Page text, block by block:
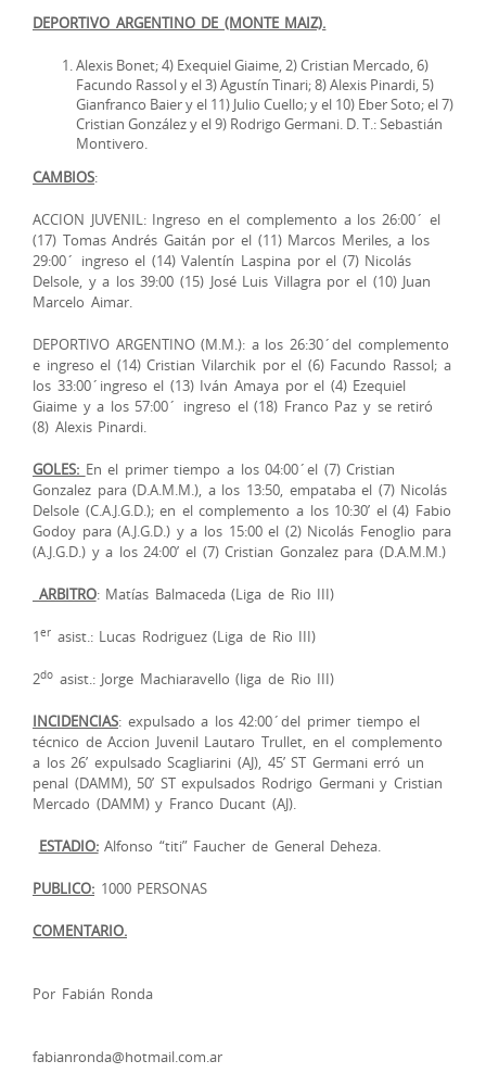
DEPORTIVO ARGENTINO DE (MONTE MAIZ).
Alexis Bonet; 4) Exequiel Giaime, 2) Cristian Mercado, 6)
Facundo Rassol y el 3) Agustín Tinari; 8) Alexis Pinardi, 5)
Gianfranco Baier y el 11) Julio Cuello; y el 10) Eber Soto; el 7)
Cristian González y el 9) Rodrigo Germani. D. T.: Sebastián
Montivero.
CAMBIOS:
ACCION JUVENIL: Ingreso en el complemento a los 26:00´ el
(17) Tomas Andrés Gaitán por el (11) Marcos Meriles, a los
29:00´ ingreso el (14) Valentín Laspina por el (7) Nicolás
Delsole, y a los 39:00 (15) José Luis Villagra por el (10) Juan
Marcelo Aimar.
DEPORTIVO ARGENTINO (M.M.): a los 26:30´del complemento
e ingreso el (14) Cristian Vilarchik por el (6) Facundo Rassol; a
los 33:00´ingreso el (13) Iván Amaya por el (4) Ezequiel
Giaime y a los 57:00´ ingreso el (18) Franco Paz y se retiró
(8) Alexis Pinardi.
GOLES: En el primer tiempo a los 04:00´el (7) Cristian
Gonzalez para (D.A.M.M.), a los 13:50, empataba el (7) Nicolás
Delsole (C.A.J.G.D.); en el complemento a los 10:30’ el (4) Fabio
Godoy para (A.J.G.D.) y a los 15:00 el (2) Nicolás Fenoglio para
(A.J.G.D.) y a los 24:00’ el (7) Cristian Gonzalez para (D.A.M.M.)
ARBITRO: Matías Balmaceda (Liga de Rio III)
1er asist.: Lucas Rodriguez (Liga de Rio III)
2do asist.: Jorge Machiaravello (liga de Rio III)
INCIDENCIAS: expulsado a los 42:00´del primer tiempo el
técnico de Accion Juvenil Lautaro Trullet, en el complemento
a los 26’ expulsado Scagliarini (AJ), 45’ ST Germani erró un
penal (DAMM), 50’ ST expulsados Rodrigo Germani y Cristian
Mercado (DAMM) y Franco Ducant (AJ).
ESTADIO:Alfonso “titi” Faucher de General Deheza.
PUBLICO: 1000 PERSONAS
COMENTARIO.
Por Fabián Ronda
fabianronda@hotmail.com.ar